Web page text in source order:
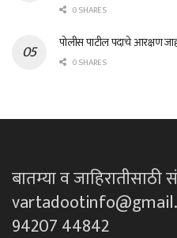
0 SHARES
पोलीस पाटील पदाचे आरक्षण
0 SHARES
बातम्या व जाहिरातीसाठी
94207 44842